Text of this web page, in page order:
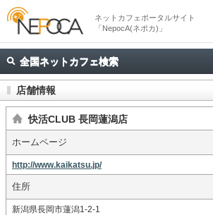
ネットカフェポータルサイト
「NepocA(ネポカ)」
全国ネットカフェ検索
店舗情報
快活CLUB 長岡蓮潟店
ホームページ
http://www.kaikatsu.jp/
住所
新潟県長岡市蓮潟1-2-1